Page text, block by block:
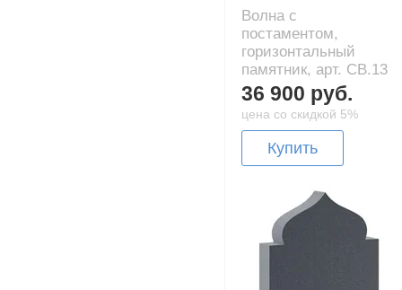
Волна с
постаментом,
горизонтальный
памятник, арт. CB.13
36 900 руб.
цена со скидкой 5%
Купить